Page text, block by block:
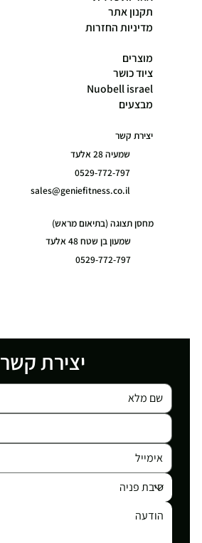
תקנון אתר
מדיניות החזרות
מוצרים
ציוד כושר
Nuobell israel
מבצעים
יצירת קשר
שמעיה 28 אלעד
0529-772-797
sales@geniefitness.co.il
מחסן תצוגה (בתיאום מראש)
שמעון בן שטח 48 אלעד
0529-772-797
יצירת קשר